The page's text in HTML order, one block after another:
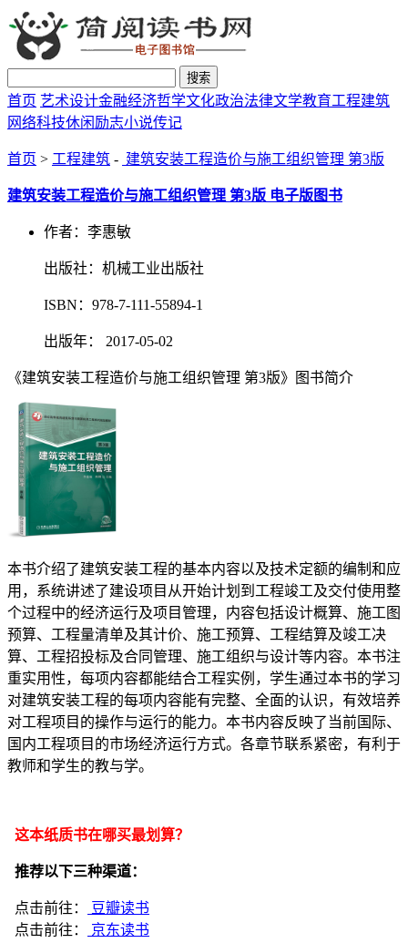
搜索
首页 艺术设计金融经济哲学文化政治法律文学教育工程建筑
网络科技休闲励志小说传记
首页 > 工程建筑 - 建筑安装工程造价与施工组织管理 第3版
建筑安装工程造价与施工组织管理 第3版 电子版图书
作者：李惠敏
出版社：机械工业出版社
ISBN：978-7-111-55894-1
出版年： 2017-05-02
《建筑安装工程造价与施工组织管理 第3版》图书简介
本书介绍了建筑安装工程的基本内容以及技术定额的编制和应
用，系统讲述了建设项目从开始计划到工程竣工及交付使用整
个过程中的经济运行及项目管理，内容包括设计概算、施工图
预算、工程量清单及其计价、施工预算、工程结算及竣工决
算、工程招投标及合同管理、施工组织与设计等内容。本书注
重实用性，每项内容都能结合工程实例，学生通过本书的学习
对建筑安装工程的每项内容能有完整、全面的认识，有效培养
对工程项目的操作与运行的能力。本书内容反映了当前国际、
国内工程项目的市场经济运行方式。各章节联系紧密，有利于
教师和学生的教与学。
这本纸质书在哪买最划算？
推荐以下三种渠道：
点击前往：
豆瓣读书
点击前往：
京东读书